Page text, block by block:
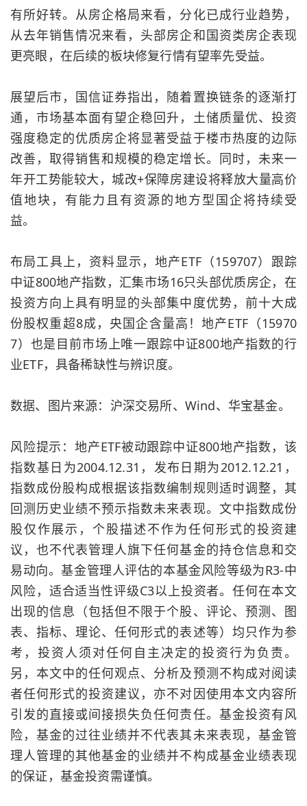
有所好转。从房企格局来看，分化已成行业趋势，
从去年销售情况来看，头部房企和国资类房企表现
更亮眼，在后续的板块修复行情有望率先受益。
展望后市，国信证券指出，随着置换链条的逐渐打
通，市场基本面有望企稳回升，土储质量优、投资
强度稳定的优质房企将显著受益于楼市热度的边际
改善，取得销售和规模的稳定增长。同时，未来一
年开工势能较大，城改+保障房建设将释放大量高价
值地块，有能力且有资源的地方型国企将持续受
益。
布局工具上，资料显示，地产ETF（159707）跟踪
中证800地产指数，汇集市场16只头部优质房企，在
投资方向上具有明显的头部集中度优势，前十大成
份股权重超8成，央国企含量高！地产ETF（15970
7）也是目前市场上唯一跟踪中证800地产指数的行
业ETF，具备稀缺性与辨识度。
数据、图片来源：沪深交易所、Wind、华宝基金。
风险提示：地产ETF被动跟踪中证800地产指数，该
指数基日为2004.12.31，发布日期为2012.12.21，
指数成份股构成根据该指数编制规则适时调整，其
回测历史业绩不预示指数未来表现。文中指数成份
股仅作展示，个股描述不作为任何形式的投资建
议，也不代表管理人旗下任何基金的持仓信息和交
易动向。基金管理人评估的本基金风险等级为R3-中
风险，适合适当性评级C3以上投资者。任何在本文
出现的信息（包括但不限于个股、评论、预测、图
表、指标、理论、任何形式的表述等）均只作为参
考，投资人须对任何自主决定的投资行为负责。
另，本文中的任何观点、分析及预测不构成对阅读
者任何形式的投资建议，亦不对因使用本文内容所
引发的直接或间接损失负任何责任。基金投资有风
险，基金的过往业绩并不代表其未来表现，基金管
理人管理的其他基金的业绩并不构成基金业绩表现
的保证，基金投资需谨慎。